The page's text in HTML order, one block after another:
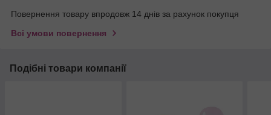
Повернення товару впродовж 14 днів за рахунок покупця
Всі умови повернення
Подібні товари компанії